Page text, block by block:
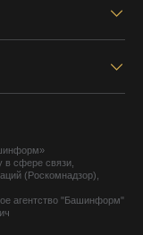
в сфере связи,
(Роскомнадзор),
агентство "Башинформ"